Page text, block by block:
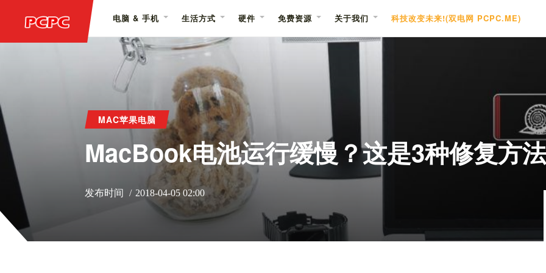
电脑 & 手机 生活方式 硬件 免费资源 关于我们 科技改变未来!(双电网 PCPC.ME)
MAC苹果电脑
MacBook电池运行缓慢？这是3种修复方法
发布时间 2018-04-05 02:00